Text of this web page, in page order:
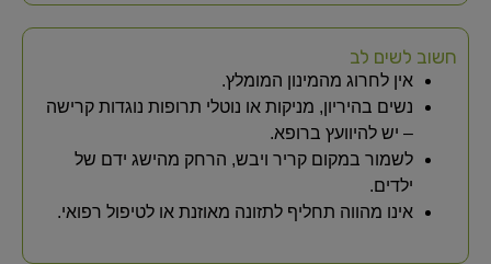
חשוב לשים לב
אין לחרוג מהמינון המומלץ.
נשים בהיריון, מניקות או נוטלי תרופות נוגדות קרישה
– יש להיוועץ ברופא.
לשמור במקום קריר ויבש, הרחק מהישג ידם של
ילדים.
אינו מהווה תחליף לתזונה מאוזנת או לטיפול רפואי.